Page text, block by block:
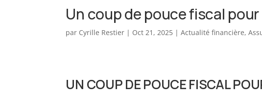
Un coup de pouce fiscal
par Cyrille Restier | Oct 21, 2025 |Actualité financière,
UN COUP DE POUCE FISCAL